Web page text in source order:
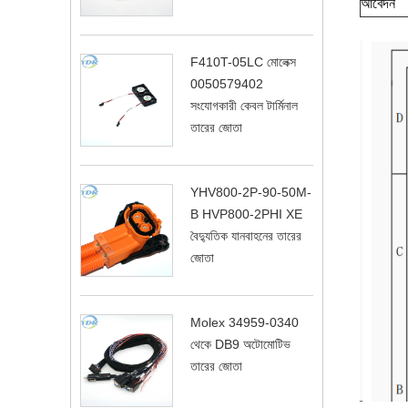
F410T-05LC মোলেক্স
0050579402
সংযোগকারী কেবল টার্মিনাল
তারের জোতা
YHV800-2P-90-50M-
B HVP800-2PHI XE
বৈদ্যুতিক যানবাহনের তারের
জোতা
Molex 34959-0340
থেকে DB9 অটোমোটিভ
তারের জোতা
আবেদন